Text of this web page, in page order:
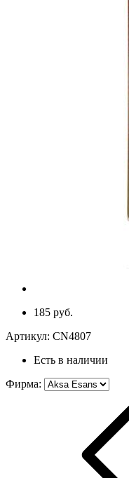
185 руб.
Артикул: CN4807
Есть в наличии
Фирма: